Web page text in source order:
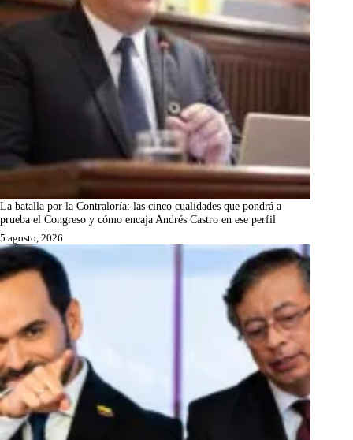
La batalla por la Contraloría: las cinco cualidades que pondrá a
prueba el Congreso y cómo encaja Andrés Castro en ese perfil
5 agosto, 2026